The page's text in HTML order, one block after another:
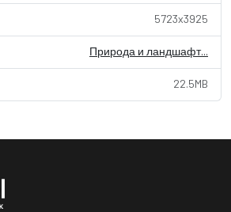
5723x3925
Природа и ландшафт...
22.5MB